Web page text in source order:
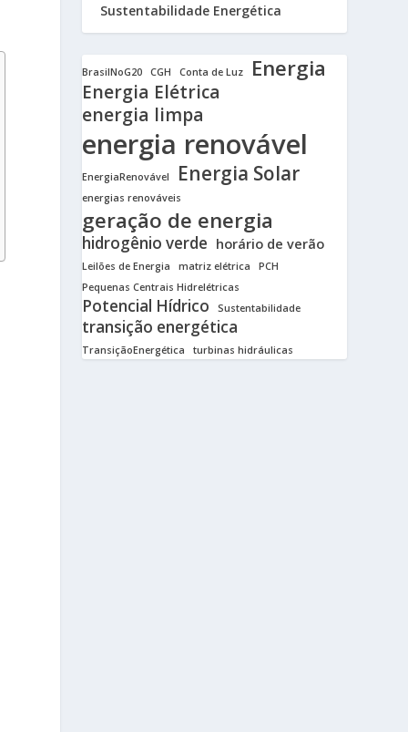
Sustentabilidade Energética
BrasilNoG20 CGH Conta de Luz Energia
Energia Elétrica
energia limpa
energia renovável
EnergiaRenovável Energia Solar
energias renováveis
geração de energia
hidrogênio verde horário de verão
Leilões de Energia matriz elétrica
PCH
Pequenas Centrais Hidrelétricas
Potencial Hídrico Sustentabilidade
transição energética
TransiçãoEnergética turbinas hidráulicas